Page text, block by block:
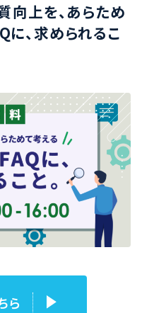
上を、あらため
、求められるこ
ら